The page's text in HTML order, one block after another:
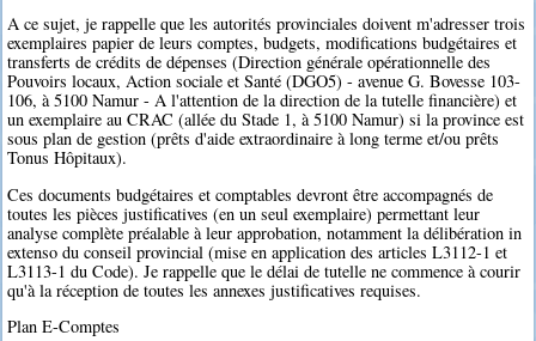
A ce sujet, je rappelle que les autorités provinciales doivent m'adresser trois
exemplaires papier de leurs comptes, budgets, modifications budgétaires et
transferts de crédits de dépenses (Direction générale opérationnelle des
Pouvoirs locaux, Action sociale et Santé (DGO5) - avenue G. Bovesse 103-
106, à 5100 Namur - A l'attention de la direction de la tutelle financière) et
un exemplaire au CRAC (allée du Stade 1, à 5100 Namur) si la province est
sous plan de gestion (prêts d'aide extraordinaire à long terme et/ou prêts
Tonus Hôpitaux).
Ces documents budgétaires et comptables devront être accompagnés de
toutes les pièces justificatives (en un seul exemplaire) permettant leur
analyse complète préalable à leur approbation, notamment la délibération in
extenso du conseil provincial (mise en application des articles L3112-1 et
L3113-1 du Code). Je rappelle que le délai de tutelle ne commence à courir
qu'à la réception de toutes les annexes justificatives requises.
Plan E-Comptes